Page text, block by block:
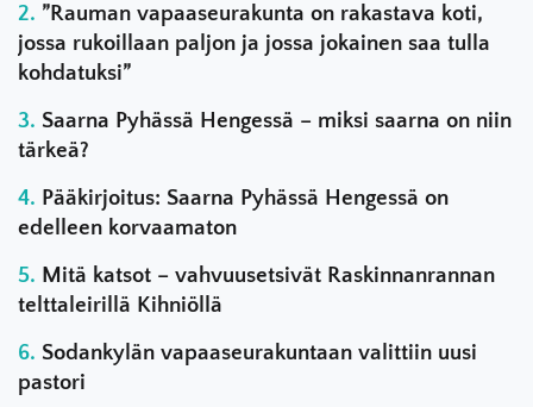
”Rauman vapaaseurakunta on rakastava koti,
jossa rukoillaan paljon ja jossa jokainen saa tulla
kohdatuksi”
Saarna Pyhässä Hengessä – miksi saarna on niin
tärkeä?
Pääkirjoitus: Saarna Pyhässä Hengessä on
edelleen korvaamaton
Mitä katsot – vahvuusetsivät Raskinnanrannan
telttaleirillä Kihniöllä
Sodankylän vapaaseurakuntaan valittiin uusi
pastori